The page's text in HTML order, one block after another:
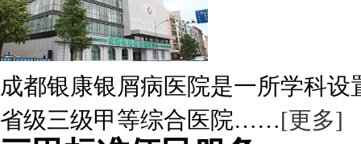
成都银康银屑病医院是一所学科
省级三级甲等综合医院……[更多]